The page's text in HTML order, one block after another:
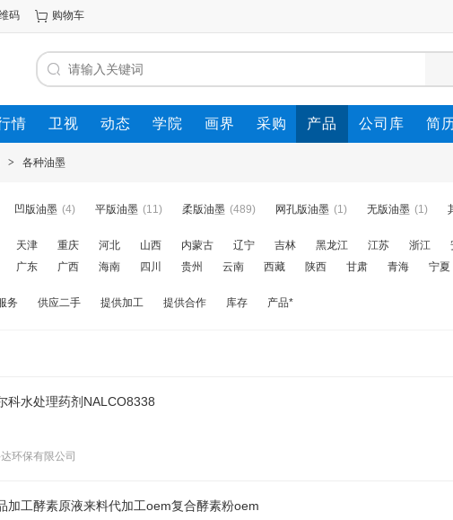
码 购物车
情 卫视 动态 学院 画界 采购 产品 公司库 简
> 各种油墨
凹版油墨 (4) 平版油墨 (11) 柔版油墨 (489) 网孔版油墨 (1) 无版油墨 (1)
天津 重庆 河北 山西 内蒙古 辽宁 吉林 黑龙江 江苏 浙江
广东 广西 海南 四川 贵州 云南 西藏 陕西 甘肃 青海 宁夏
务 供应二手 提供加工 提供合作 库存 产品*
科水处理药剂NALCO8338
环保有限公司
加工酵素原液来料代加工oem复合酵素粉oem